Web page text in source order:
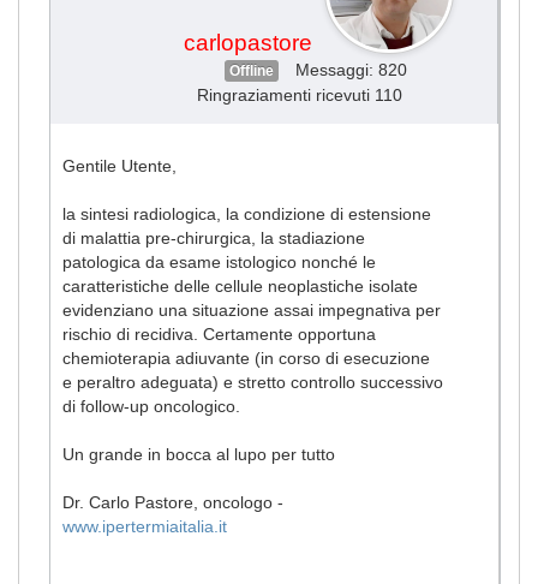
carlopastore
Offline
Messaggi: 820
Ringraziamenti ricevuti 110
Gentile Utente,
la sintesi radiologica, la condizione di estensione
di malattia pre-chirurgica, la stadiazione
patologica da esame istologico nonché le
caratteristiche delle cellule neoplastiche isolate
evidenziano una situazione assai impegnativa per
rischio di recidiva. Certamente opportuna
chemioterapia adiuvante (in corso di esecuzione
e peraltro adeguata) e stretto controllo successivo
di follow-up oncologico.
Un grande in bocca al lupo per tutto
Dr. Carlo Pastore, oncologo -
www.ipertermiaitalia.it